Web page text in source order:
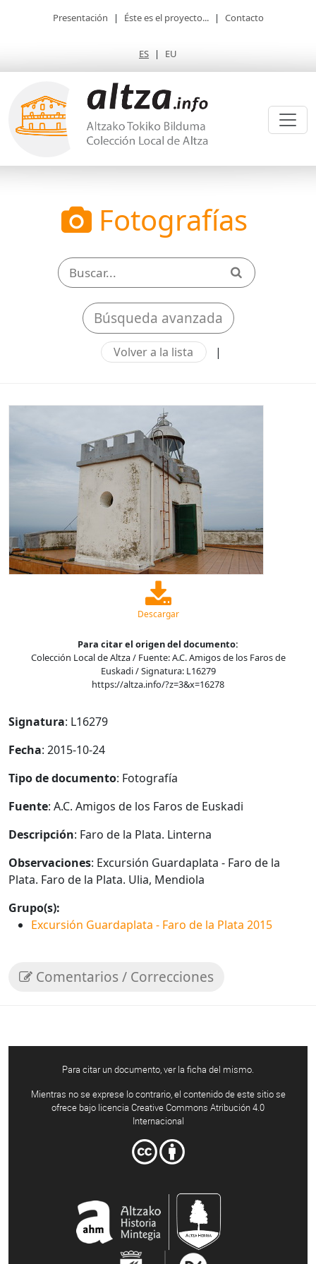
Presentación | Éste es el proyecto... | Contacto
ES | EU
Fotografías
Búsqueda avanzada
Volver a la lista |
Descargar
Para citar el origen del documento:
Colección Local de Altza / Fuente: A.C. Amigos de los Faros de
Euskadi / Signatura: L16279
https://altza.info/?z=3&x=16278
Signatura: L16279
Fecha: 2015-10-24
Tipo de documento: Fotografía
Fuente: A.C. Amigos de los Faros de Euskadi
Descripción: Faro de la Plata. Linterna
Observaciones: Excursión Guardaplata - Faro de la
Plata. Faro de la Plata. Ulia, Mendiola
Grupo(s):
Excursión Guardaplata - Faro de la Plata 2015
Comentarios / Correcciones
Para citar un documento, ver la ficha del mismo.
Mientras no se exprese lo contrario, el contenido de este sitio se
ofrece bajo licencia Creative Commons Atribución 4.0
Internacional